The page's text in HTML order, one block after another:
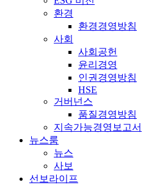
환경
환경경영방침
사회
사회공헌
윤리경영
인권경영방침
HSE
거버넌스
품질경영방침
지속가능경영보고서
뉴스룸
뉴스
사보
선보라이프